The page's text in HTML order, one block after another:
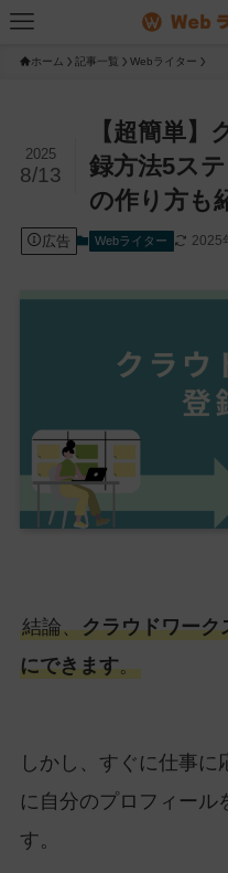
ホーム 記事一覧 Webライター
【超簡単
録方法5ス
の作り方も
2025
8/13
広告 Webライター 2025
結論、クラウドワーク
にできます。
しかし、すぐに仕事に
に自分のプロフィール
す。